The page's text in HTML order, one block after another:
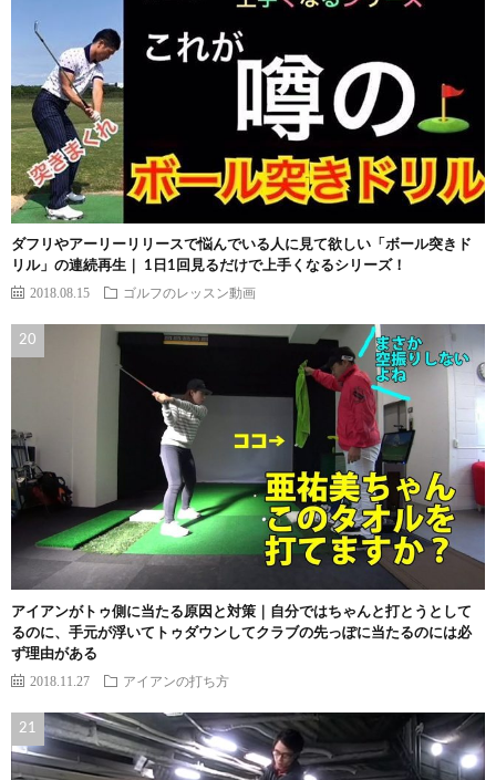
ダフリやアーリーリリースで悩んでいる人に見て欲しい「ボール突きド
リル」の連続再生｜ 1日1回見るだけで上手くなるシリーズ！
2018.08.15 ゴルフのレッスン動画
アイアンがトゥ側に当たる原因と対策｜自分ではちゃんと打とうとして
るのに、手元が浮いてトゥダウンしてクラブの先っぽに当たるのには必
ず理由がある
2018.11.27 アイアンの打ち方